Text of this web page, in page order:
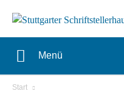
Menü
Start